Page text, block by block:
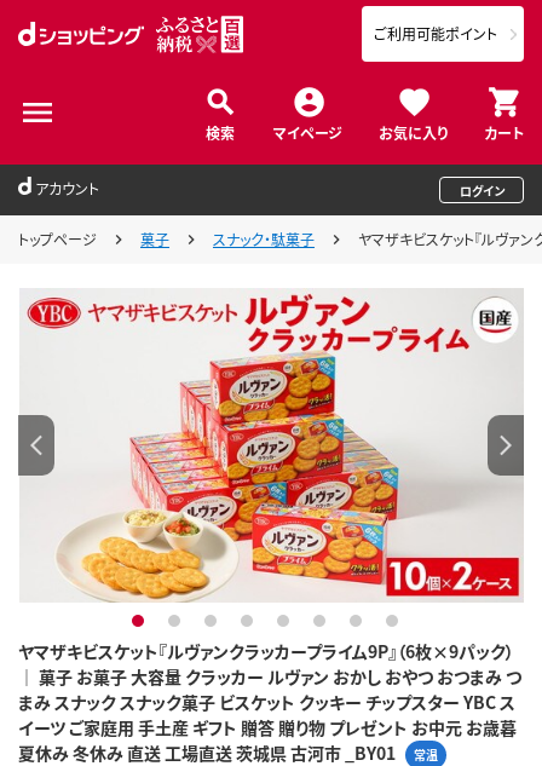
検索 マイページ お気に入り カート
ご利用可能ポイント
アカウント ログイン
トップページ 菓子 スナック・駄菓子 ヤマザキビスケット『ルヴァ
ヤマザキビスケット『ルヴァンクラッカープライム9P』（6枚×9パック）
｜ 菓子 お菓子 大容量 クラッカー ルヴァン おかし おやつ おつまみ つ
まみ スナック スナック菓子 ビスケット クッキー チップスター YBC ス
イーツ ご家庭用 手土産 ギフト 贈答 贈り物 プレゼント お中元 お歳暮
夏休み 冬休み 直送 工場直送 茨城県 古河市 _BY01
常温
1 2 3 4 5 6 7 8